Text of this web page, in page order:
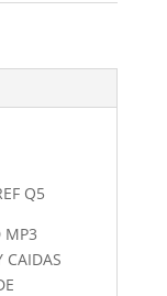
Q5
MP3
CAIDAS